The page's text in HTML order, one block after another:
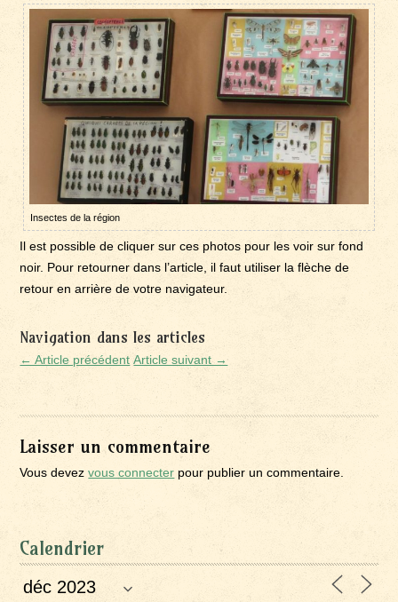
Insectes de la région
Il est possible de cliquer sur ces photos pour les voir sur fond
noir. Pour retourner dans l’article, il faut utiliser la flèche de
retour en arrière de votre navigateur.
Navigation dans les articles
← Article précédent Article suivant →
Laisser un commentaire
Vous devezvous connecter pour publier un commentaire.
Calendrier